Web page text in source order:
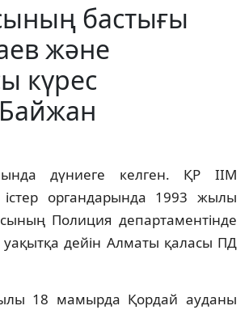
бастығы
және
күрес
дүниеге келген. ҚР ІІМ
органдарында 1993 жылы
Полиция департаментінде
дейін Алматы қаласы ПД
18 мамырда Қордай ауданы